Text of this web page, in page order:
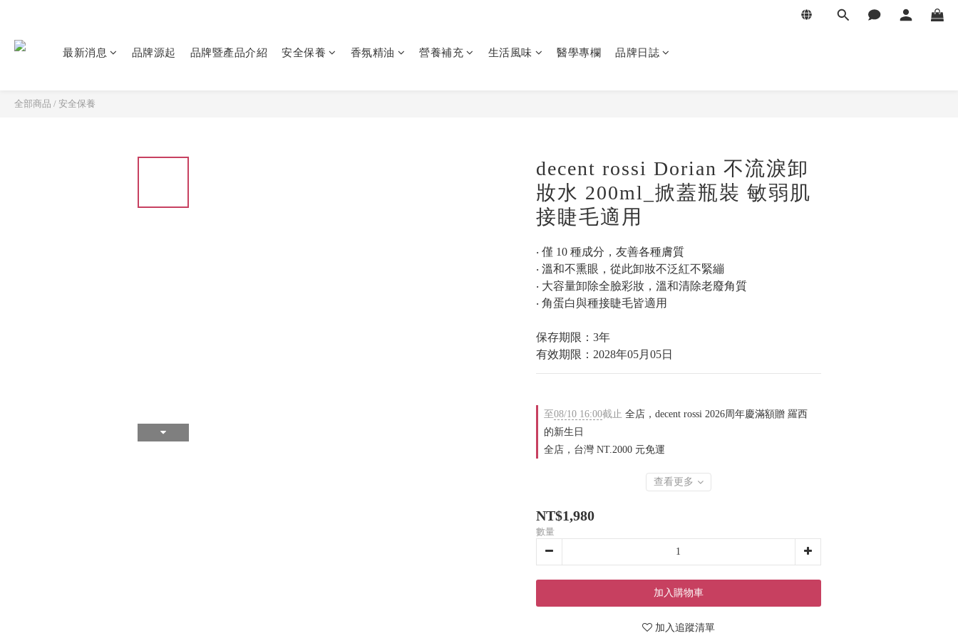
最新消息 品牌源起 品牌暨產品介紹 安全保養 香氛精油 營養補充 生活風味 醫學專欄 品牌日誌
全部商品 / 安全保養
decent rossi Dorian 不流淚卸
妝水 200ml_掀蓋瓶裝 敏弱肌
接睫毛適用
‧ 僅 10 種成分，友善各種膚質
‧ 溫和不熏眼，從此卸妝不泛紅不緊繃
‧ 大容量卸除全臉彩妝，溫和清除老廢角質
‧ 角蛋白與種接睫毛皆適用
保存期限：3年
有效期限：2028年05月05日
至08/10 16:00截止 全店，decent rossi 2026周年慶滿額贈 羅西
的新生日
全店，台灣 NT.2000 元免運
查看更多
NT$1,980
數量
加入購物車
加入追蹤清單